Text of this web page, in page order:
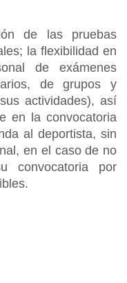
de las pruebas
la flexibilidad en
de exámenes
de grupos y
actividades), así
en la convocatoria
al deportista, sin
en el caso de no
convocatoria por